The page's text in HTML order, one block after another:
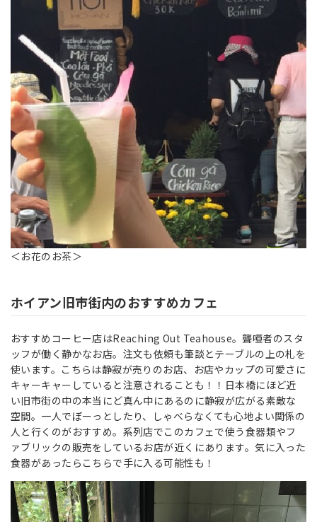
＜お花のお茶＞
ホイアン旧市街内のおすすめカフェ
おすすめコーヒー店はReaching Out Teahouse。聾唖者のスタ
ッフが働く静かなお店。注文も依頼も筆談とテーブルの上の札を
使います。こちらは静寂が売りのお店、お店やカップの可愛さに
キャーキャーしていると注意されることも！！日本橋にほど近
い旧市街の中の本当にど真ん中にあるのに静寂が広がる素敵な
空間。一人でぼーっとしたり、しゃべらなくても心地よい関係の
人と行くのがおすすめ。系列店でこのカフェで使う食器類やフ
ァブリックの販売をしているお店が近くにあります。気に入った
食器があったらこちらで手に入る可能性も！